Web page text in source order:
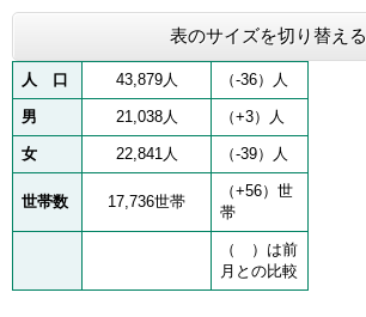
表のサイズを切り替える
人 口 43,879人 （-36）人
男 21,038人 （+3）人
女 22,841人 （-39）人
世帯数 17,736世帯
（+56）世
帯
（ ）は前
月との比較